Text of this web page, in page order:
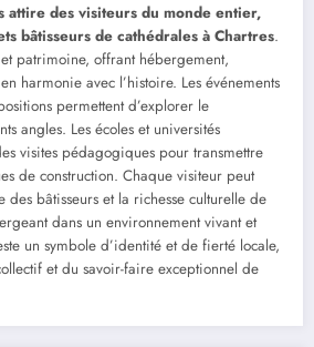
attire des visiteurs du monde entier,
bâtisseurs de cathédrales à Chartres.
patrimoine, offrant hébergement,
harmonie avec l’histoire. Les événements
permettent d’explorer le
angles. Les écoles et universités
visites pédagogiques pour transmettre
de construction. Chaque visiteur peut
bâtisseurs et la richesse culturelle de
dans un environnement vivant et
un symbole d’identité et de fierté locale,
et du savoir-faire exceptionnel de